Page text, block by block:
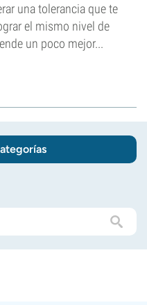
una tolerancia que te
el mismo nivel de
un poco mejor...